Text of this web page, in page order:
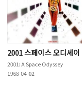
2001 스페이스 오디세이
2001: A Space Odyssey
1968-04-02